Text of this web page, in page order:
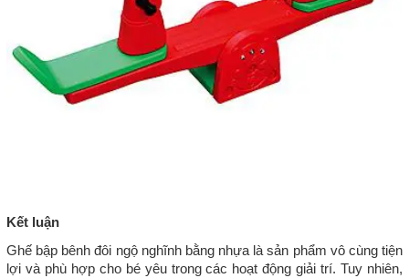
Kết luận
Ghế bập bênh đôi ngộ nghĩnh bằng nhựa là sản phẩm vô cùng tiện
lợi và phù hợp cho bé yêu trong các hoạt động giải trí. Tuy nhiên,